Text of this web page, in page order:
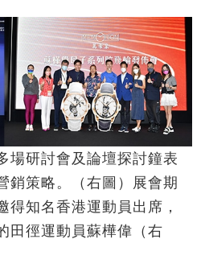
場研討會及論壇探討鐘表
銷策略。（右圖）展會期
得知名香港運動員出席，
田徑運動員蘇樺偉（右